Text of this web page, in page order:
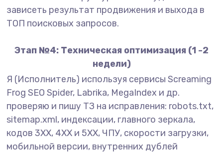
зависеть результат продвижения и выхода в
ТОП поисковых запросов.
Этап №4: Техническая оптимизация (1 -2
недели)
Я (Исполнитель) используя сервисы Screaming
Frog SEO Spider, Labrika, MegaIndex и др.
проверяю и пишу ТЗ на исправления: robots.txt,
sitemap.xml, индексации, главного зеркала,
кодов 3XX, 4XX и 5XX, ЧПУ, скорости загрузки,
мобильной версии, внутренних дублей